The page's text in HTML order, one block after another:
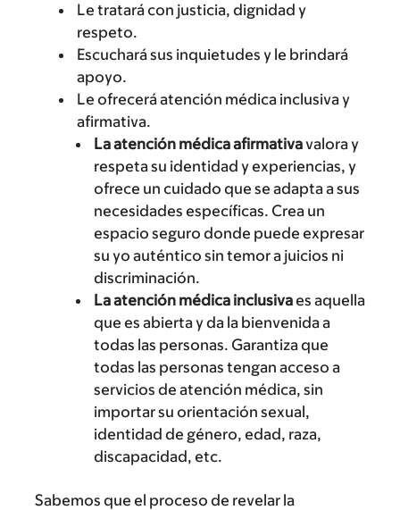
Le tratará con justicia, dignidad y
respeto.
Escuchará sus inquietudes y le brindará
apoyo.
Le ofrecerá atención médica inclusiva y
afirmativa.
La atención médica afirmativavalora y
respeta su identidad y experiencias, y
ofrece un cuidado que se adapta a sus
necesidades específicas. Crea un
espacio seguro donde puede expresar
su yo auténtico sin temor a juicios ni
discriminación.
La atención médica inclusivaes aquella
que es abierta y da la bienvenida a
todas las personas. Garantiza que
todas las personas tengan acceso a
servicios de atención médica, sin
importar su orientación sexual,
identidad de género, edad, raza,
discapacidad, etc.
Sabemos que el proceso de revelar la